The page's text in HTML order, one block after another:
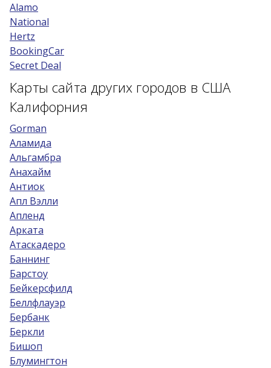
Alamo
National
Hertz
BookingCar
Secret Deal
Карты сайта других городов в США
Калифорния
Gorman
Аламида
Альгамбра
Анахайм
Антиок
Апл Вэлли
Апленд
Арката
Атаскадеро
Баннинг
Барстоу
Бейкерсфилд
Беллфлауэр
Бербанк
Беркли
Бишоп
Блумингтон